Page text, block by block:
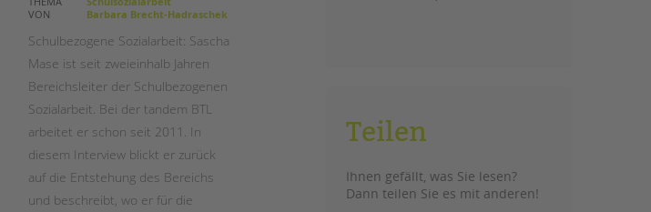
VON
Barbara Brecht-Hadraschek
Schulbezogene Sozialarbeit: Sascha
Mase ist seit zweieinhalb Jahren
Bereichsleiter der Schulbezogenen
Sozialarbeit. Bei der tandem BTL
arbeitet er schon seit 2011. In
diesem Interview blickt er zurück
auf die Entstehung des Bereichs
und beschreibt, wo er für die
Teilen
Ihnen gefällt, was Sie lesen?
Dann teilen Sie es mit anderen!